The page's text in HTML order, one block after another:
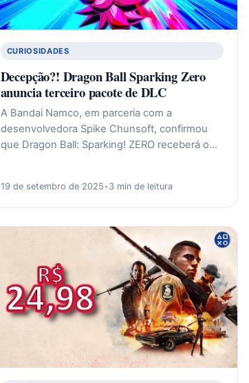
CURIOSIDADES
Decepção?! Dragon Ball Sparking Zero
anuncia terceiro pacote de DLC
A Bandai Namco, em parceria com a
desenvolvedora Spike Chunsoft, confirmou
que Dragon Ball: Sparking! ZERO receberá o…
19 de setembro de 2025•3 min de leitura